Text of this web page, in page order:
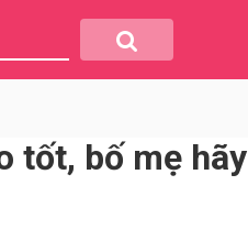
tốt, bố mẹ hãy